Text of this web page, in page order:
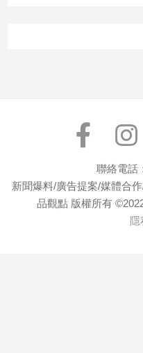
區
聯絡電話
新聞爆料/廣告提案/媒體合
品觀點 版權所有
隱